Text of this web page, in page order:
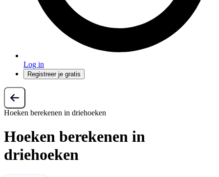
Log in
Registreer je gratis
Hoeken berekenen in driehoeken
Hoeken berekenen in
driehoeken